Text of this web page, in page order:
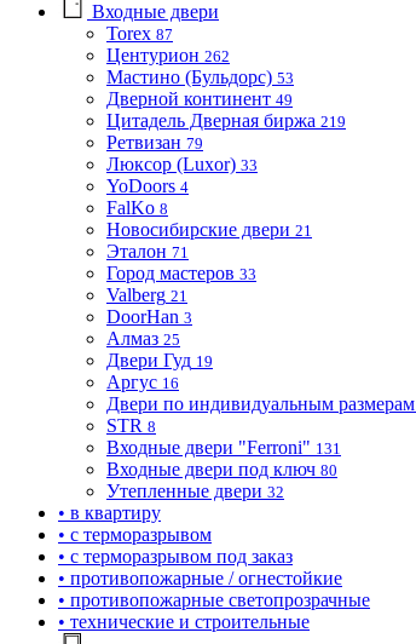
Входные двери
Torex 87
Центурион 262
Мастино (Бульдорс) 53
Дверной континент 49
Цитадель Дверная биржа 219
Ретвизан 79
Люксор (Luxor) 33
YoDoors 4
FalKo 8
Новосибирские двери 21
Эталон 71
Город мастеров 33
Valberg 21
DoorHan 3
Алмаз 25
Двери Гуд 19
Аргус 16
Двери по индивидуальным размерам
STR 8
Входные двери "Ferroni" 131
Входные двери под ключ 80
Утепленные двери 32
• в квартиру
• с терморазрывом
• с терморазрывом под заказ
• противопожарные / огнестойкие
• противопожарные светопрозрачные
• технические и строительные